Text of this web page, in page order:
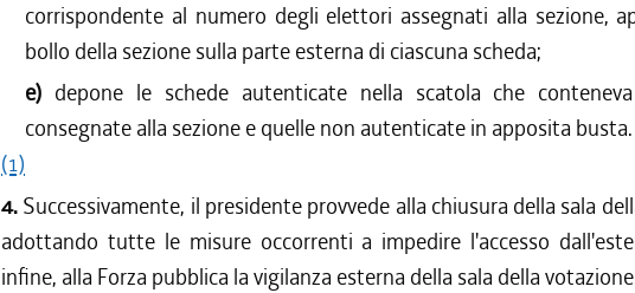
corrispondente al numero degli elettori assegnati alla sezione,
bollo della sezione sulla parte esterna di ciascuna scheda;
e) depone le schede autenticate nella scatola che
consegnate alla sezione e quelle non autenticate in apposita busta.
(1)
4. Successivamente, il presidente provvede alla chiusura della sala
adottando tutte le misure occorrenti a impedire l'accesso
infine, alla Forza pubblica la vigilanza esterna della sala della